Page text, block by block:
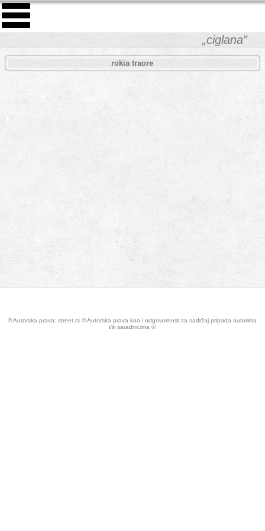
„ciglana”
rokia traore
© Autorska prava: street.rs © Autorska prava kao i odgovornost za sadržaj pripada autorima
i/ili saradnicima ©